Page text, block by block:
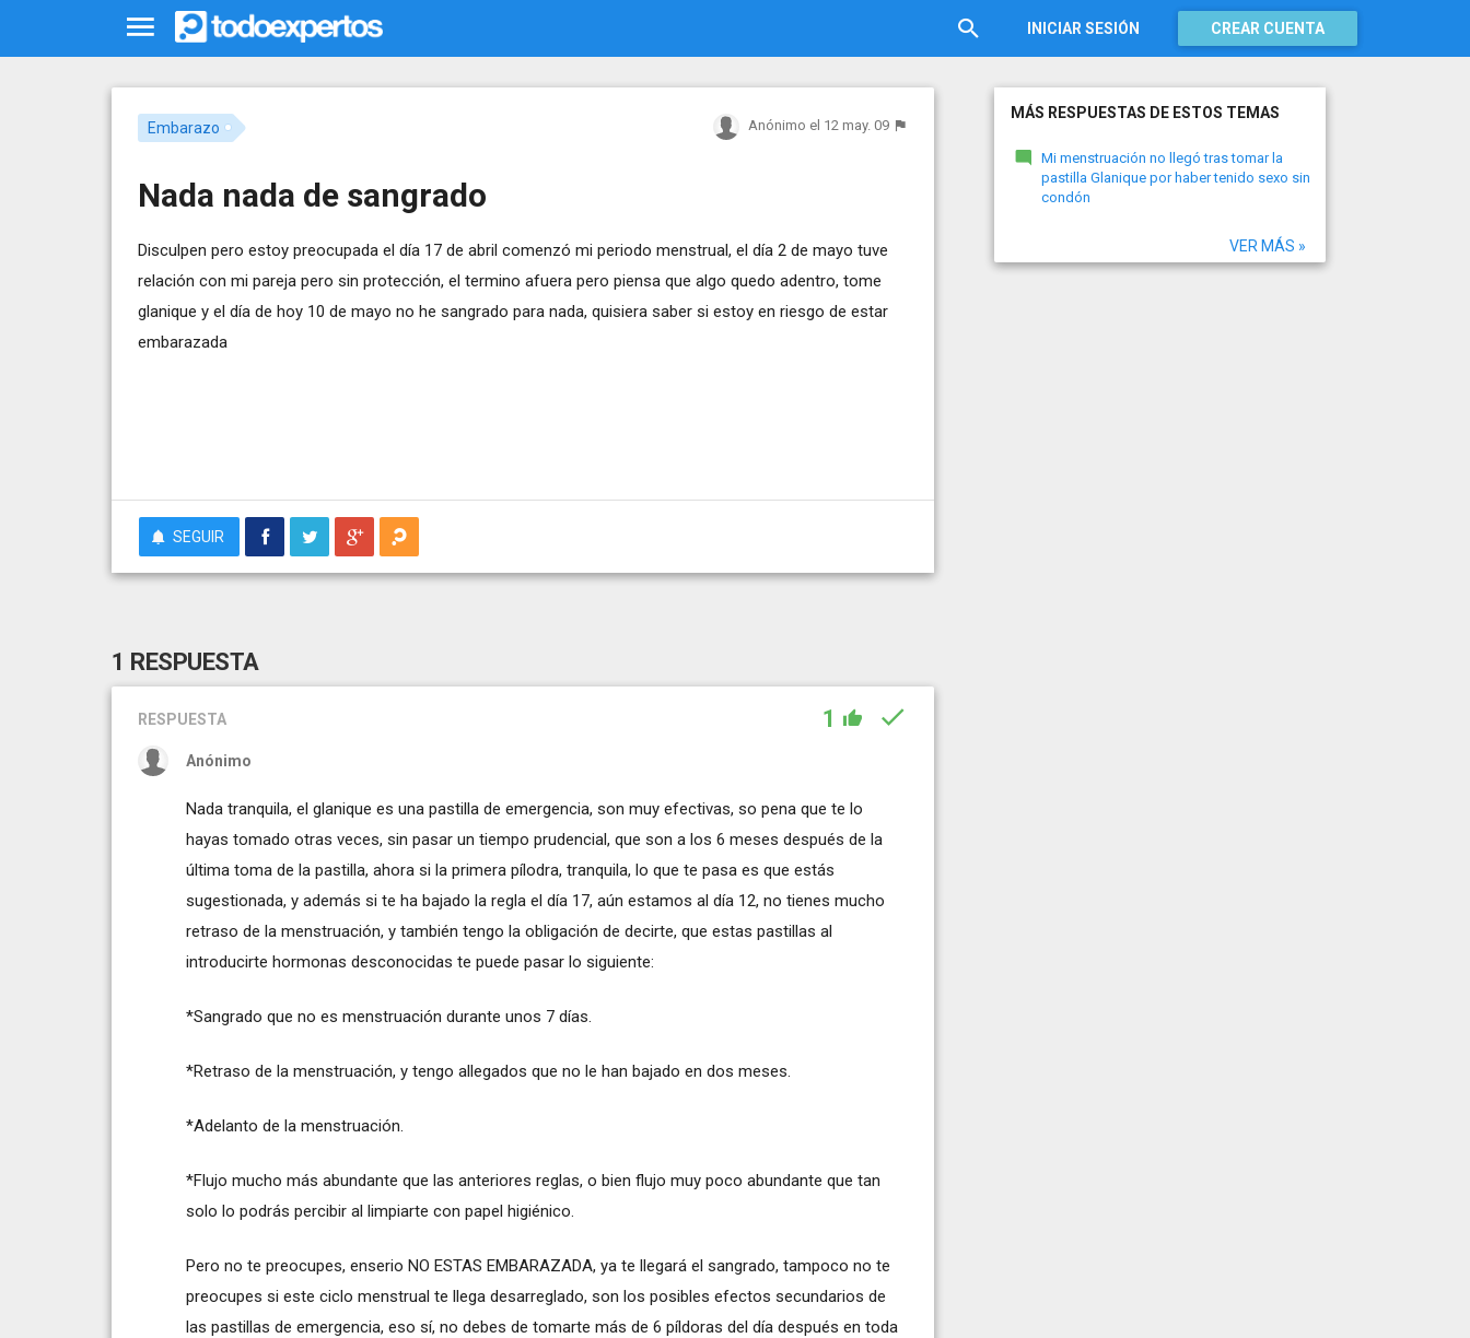
INICIAR SESIÓN CREAR CUENTA
Embarazo Anónimo el 12 may. 09
Nada nada de sangrado
Disculpen pero estoy preocupada el día 17 de abril comenzó mi periodo menstrual, el día 2 de mayo tuve
relación con mi pareja pero sin protección, el termino afuera pero piensa que algo quedo adentro, tome
glanique y el día de hoy 10 de mayo no he sangrado para nada, quisiera saber si estoy en riesgo de estar
embarazada
SEGUIR
1 RESPUESTA
RESPUESTA 1
Anónimo
Nada tranquila, el glanique es una pastilla de emergencia, son muy efectivas, so pena que te lo
hayas tomado otras veces, sin pasar un tiempo prudencial, que son a los 6 meses después de la
última toma de la pastilla, ahora si la primera pílodra, tranquila, lo que te pasa es que estás
sugestionada, y además si te ha bajado la regla el día 17, aún estamos al día 12, no tienes mucho
retraso de la menstruación, y también tengo la obligación de decirte, que estas pastillas al
introducirte hormonas desconocidas te puede pasar lo siguiente:
*Sangrado que no es menstruación durante unos 7 días.
*Retraso de la menstruación, y tengo allegados que no le han bajado en dos meses.
*Adelanto de la menstruación.
*Flujo mucho más abundante que las anteriores reglas, o bien flujo muy poco abundante que tan
solo lo podrás percibir al limpiarte con papel higiénico.
Pero no te preocupes, enserio NO ESTAS EMBARAZADA, ya te llegará el sangrado, tampoco no te
preocupes si este ciclo menstrual te llega desarreglado, son los posibles efectos secundarios de
las pastillas de emergencia, eso sí, no debes de tomarte más de 6 píldoras del día después en toda
MÁS RESPUESTAS DE ESTOS TEMAS
Mi menstruación no llegó tras tomar la
pastilla Glanique por haber tenido sexo sin
condón
VER MÁS »